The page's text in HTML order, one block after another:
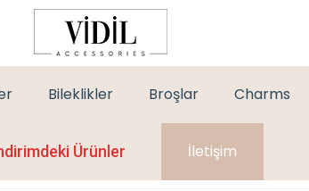
Bileklikler Broşlar Charms
Ürünler İletişim